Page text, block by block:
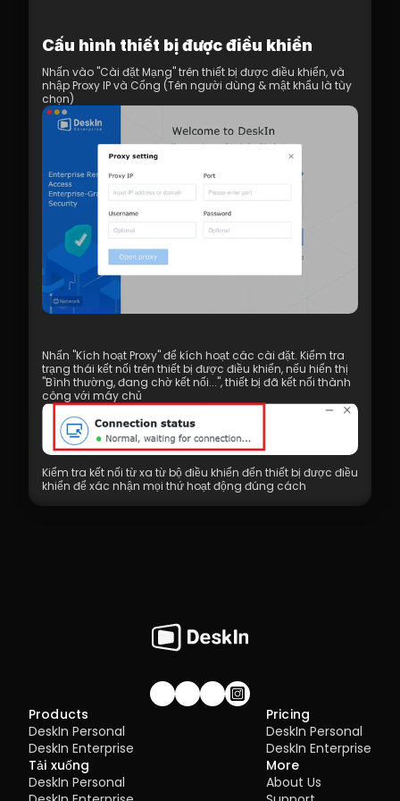
8.1 DeskIn Enterprise v2.0.0 Các Tính
Năng Mới
Cấu hình thiết bị được điều khiển
Nhấn vào "Cài đặt Mạng" trên thiết bị được điều khiển, và
nhập Proxy IP và Cổng (Tên người dùng & mật khẩu là tùy
chọn)
Nhấn "Kích hoạt Proxy" để kích hoạt các cài đặt. Kiểm tra
trạng thái kết nối trên thiết bị được điều khiển, nếu hiển thị
"Bình thường, đang chờ kết nối...", thiết bị đã kết nối thành
công với máy chủ
Kiểm tra kết nối từ xa từ bộ điều khiển đến thiết bị được điều
khiển để xác nhận mọi thứ hoạt động đúng cách
Join our community!
Products
DeskIn Personal
DeskIn Enterprise
Tải xuống
DeskIn Personal
Pricing
DeskIn Personal
DeskIn Enterprise
More
About Us